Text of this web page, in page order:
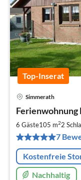
Top-Inserat
Simmerath
Ferienwohnung
6 Gäste105 m22
7
Kostenfreie
Nachhaltig